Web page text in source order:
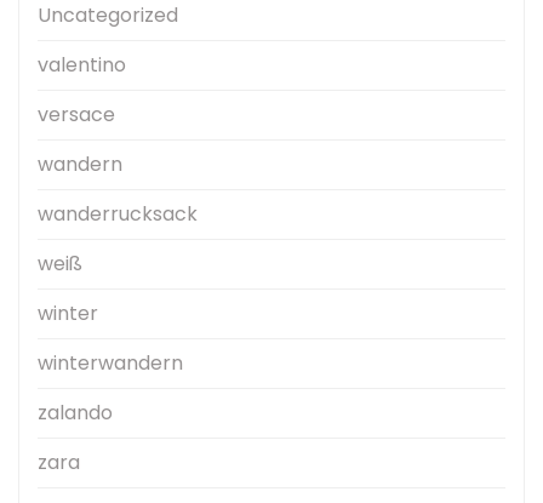
Uncategorized
valentino
versace
wandern
wanderrucksack
weiß
winter
winterwandern
zalando
zara